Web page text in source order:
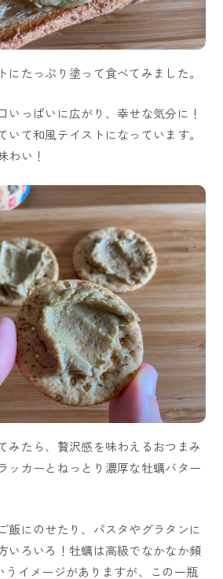
にたっぷり塗って食べてみました。
いっぱいに広がり、幸せな気分に！
いて和風テイストになっています。
わい！
みたら、贅沢感を味わえるおつまみ
ッカーとねっとり濃厚な牡蠣バター
飯にのせたり、パスタやグラタンに
いろいろ！牡蠣は高級でなかなか頻
イメージがありますが、この一瓶